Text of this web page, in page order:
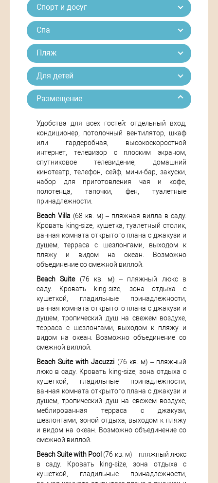
Спорт и досуг
Спа
Пляж
Для детей
Размещение
Удобства для всех гостей: отдельный вход,
кондиционер, потолочный вентилятор, шкаф
или гардеробная, высокоскоростной
интернет, телевизор с плоским экраном,
спутниковое телевидение, домашний
кинотеатр, телефон, сейф, мини-бар, закуски,
набор для приготовления чая и кофе,
полотенца, тапочки, фен, туалетные
принадлежности.
Beach Villa (68 кв. м) – пляжная вилла в саду.
Кровать king-size, кушетка, туалетный столик,
ванная комната открытого плана с джакузи и
душем, терраса с шезлонгами, выходом к
пляжу и видом на океан. Возможно
объединение со смежной виллой.
Beach Suite(76 кв. м) – пляжный люкс в
саду. Кровать king-size, зона отдыха с
кушеткой, гладильные принадлежности,
ванная комната открытого плана с джакузи и
душем, тропический душ на свежем воздухе,
терраса с шезлонгами, выходом к пляжу и
видом на океан. Возможно объединение со
смежной виллой.
Beach Suite with Jacuzzi (76 кв. м) – пляжный
люкс в саду. Кровать king-size, зона отдыха с
кушеткой, гладильные принадлежности,
ванная комната открытого плана с джакузи и
душем, тропический душ на свежем воздухе,
меблированная терраса с джакузи,
шезлонгами, зоной отдыха, выходом к пляжу
и видом на океан. Возможно объединение со
смежной виллой.
Beach Suite with Pool (76 кв. м) – пляжный люкс
в саду. Кровать king-size, зона отдыха с
кушеткой, гладильные принадлежности,